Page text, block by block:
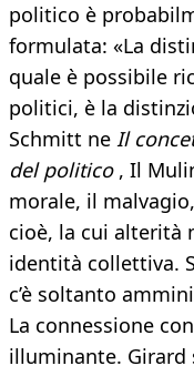
politico è
formulata: «La
quale è possibile
politici, è la
Schmitt ne Il
del politico, Il
morale, il
cioè, la cui alterità
identità collettiva.
c’è soltanto
La connessione
illuminante. Girard